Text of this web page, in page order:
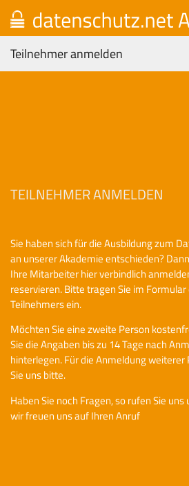
Teilnehmer anmelden
TEILNEHMER ANMELDEN
Sie haben sich für die Ausbildung zum
an unserer Akademie entschieden?
Ihre Mitarbeiter hier verbindlich
reservieren. Bitte tragen Sie im
Teilnehmers ein.
Möchten Sie eine zweite Person
Sie die Angaben bis zu 14 Tage nach
hinterlegen. Für die Anmeldung
Sie uns bitte.
Haben Sie noch Fragen, so rufen Sie uns
wir freuen uns auf Ihren Anruf